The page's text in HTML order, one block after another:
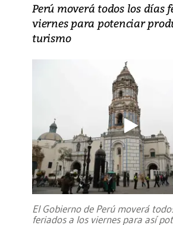
Perú moverá todos los días
viernes para potenciar
turismo
El Gobierno de Perú moverá
feriados a los viernes para así